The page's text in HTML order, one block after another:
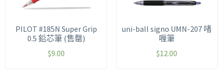
PILOT #185N Super Grip
0.5 鉛芯筆 (售罄)
$9.00
uni-ball signo UMN-207 啫
喱筆
$12.00